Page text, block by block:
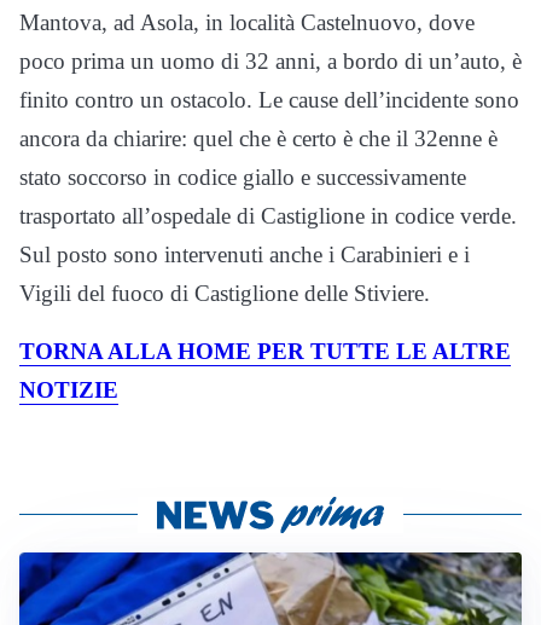
Mantova, ad Asola, in località Castelnuovo, dove
poco prima un uomo di 32 anni, a bordo di un’auto, è
finito contro un ostacolo. Le cause dell’incidente sono
ancora da chiarire: quel che è certo è che il 32enne è
stato soccorso in codice giallo e successivamente
trasportato all’ospedale di Castiglione in codice verde.
Sul posto sono intervenuti anche i Carabinieri e i
Vigili del fuoco di Castiglione delle Stiviere.
TORNA ALLA HOME PER TUTTE LE ALTRE
NOTIZIE